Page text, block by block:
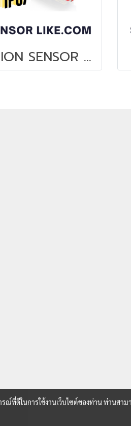
VISION SENSOR P2X (2.0MP)
ที่ดีในการใช้งานเว็บไซต์ของท่าน ท่านสาม